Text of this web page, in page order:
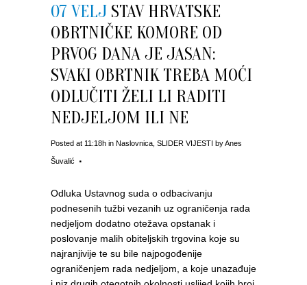
07 VELJ STAV HRVATSKE
OBRTNIČKE KOMORE OD
PRVOG DANA JE JASAN:
SVAKI OBRTNIK TREBA MOĆI
ODLUČITI ŽELI LI RADITI
NEDJELJOM ILI NE
Posted at 11:18h in Naslovnica SLIDER VIJESTI byAnes
Šuvalić
Odluka Ustavnog suda o odbacivanju
podnesenih tužbi vezanih uz ograničenja rada
nedjeljom dodatno otežava opstanak i
poslovanje malih obiteljskih trgovina koje su
najranjivije te su bile najpogođenije
ograničenjem rada nedjeljom, a koje unazađuje